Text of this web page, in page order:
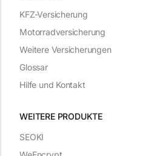
WEITERE PRODUKTE
KFZ-Versicherung
Motorradversicherung
Weitere Versicherungen
Glossar
Hilfe und Kontakt
SEOKI